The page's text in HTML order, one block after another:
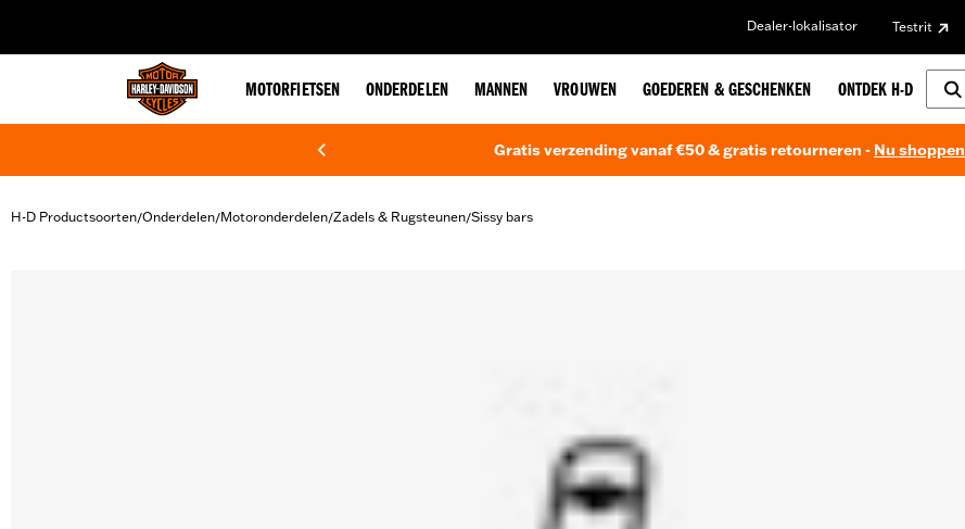
Dealer-lokalisator Testrit
MOTORFIETSEN ONDERDELEN MANNEN VROUWEN GOEDEREN & GESCHENKEN ONTDEK H-D
Gratis verzending vanaf €50 & gratis retourneren - Nu shoppen
H-D Productsoorten/Onderdelen/Motoronderdelen/Zadels & Rugsteunen/Sissy bars